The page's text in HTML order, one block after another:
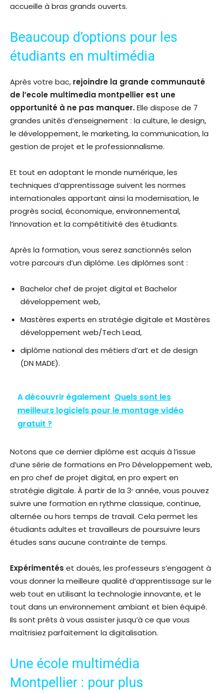
accueille à bras grands ouverts.
Beaucoup d’options pour les
étudiants en multimédia
Après votre bac, rejoindre la grande communauté
de l’ecole multimedia montpellier est une
opportunité à ne pas manquer.Elle dispose de 7
grandes unités d’enseignement : la culture, le design,
le développement, le marketing, la communication, la
gestion de projet et le professionnalisme.
Et tout en adoptant le monde numérique, les
techniques d’apprentissage suivent les normes
internationales apportant ainsi la modernisation, le
progrès social, économique, environnemental,
l’innovation et la compétitivité des étudiants.
Après la formation, vous serez sanctionnés selon
votre parcours d’un diplôme. Les diplômes sont :
Bachelor chef de projet digital et Bachelor
développement web,
Mastères experts en stratégie digitale et Mastères
développement web/Tech Lead,
diplôme national des métiers d’art et de design
(DN MADE).
A découvrir également Quels sont les
meilleurs logiciels pour le montage vidéo
gratuit ?
Notons que ce dernier diplôme est acquis à l’issue
d’une série de formations en Pro Développement web,
en pro chef de projet digital, en pro expert en
stratégie digitale. À partir de la 3ᵉ année, vous pouvez
suivre une formation en rythme classique, continue,
alternée ou hors temps de travail. Cela permet les
étudiants adultes et travailleurs de poursuivre leurs
études sans aucune contrainte de temps.
Expérimentés et doués, les professeurs s’engagent à
vous donner la meilleure qualité d’apprentissage sur le
web tout en utilisant la technologie innovante, et le
tout dans un environnement ambiant et bien équipé.
Ils sont prêts à vous assister jusqu’à ce que vous
maîtrisiez parfaitement la digitalisation.
Une école multimédia
Montpellier : pour plus